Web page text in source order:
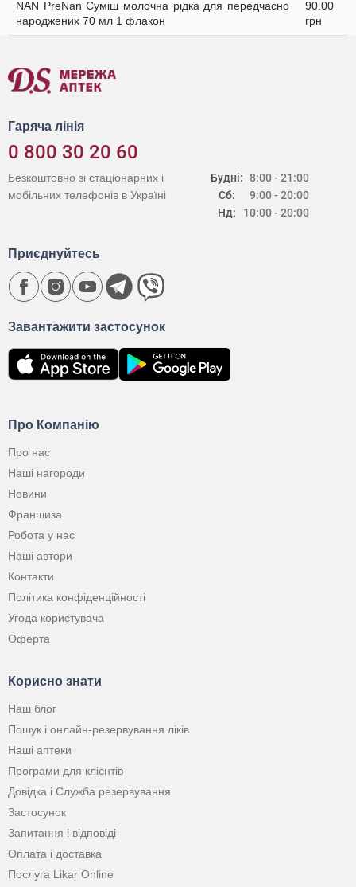
NAN PreNan Суміш молочна рідка для передчасно
народжених 70 мл 1 флакон
90.00
грн
Гаряча лінія
0 800 30 20 60
Будні:
Сб:
Нд:
8:00 - 21:00
9:00 - 20:00
10:00 - 20:00
Безкоштовно зі стаціонарних і
мобільних телефонів в Україні
Про Компанію
Про нас
Наші нагороди
Новини
Франшиза
Робота у нас
Наші автори
Контакти
Політика конфіденційності
Угода користувача
Оферта
Корисно знати
Наш блог
Пошук і онлайн-резервування ліків
Наші аптеки
Програми для клієнтів
Довідка і Служба резервування
Застосунок
Запитання і відповіді
Оплата і доставка
Послуга Likar Online
Завантажити застосунок
Приєднуйтесь